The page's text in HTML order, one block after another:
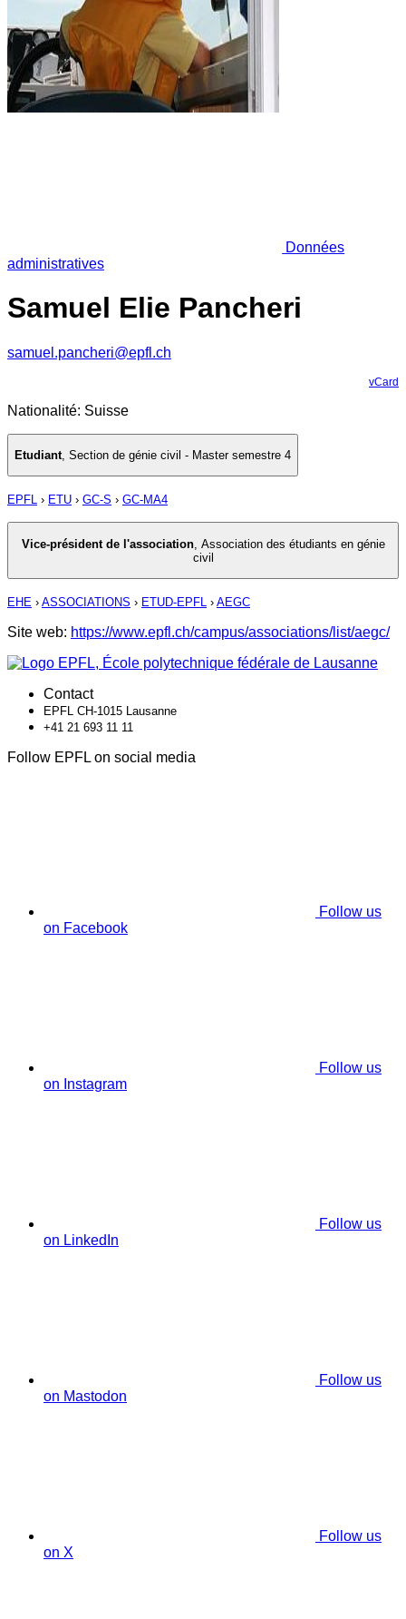
Données
administratives
Samuel Elie Pancheri
samuel.pancheri@epfl.ch
vCard
Nationalité: Suisse
Etudiant, Section de génie civil - Master semestre 4
EPFL › ETU › GC-S › GC-MA4
Vice-président de l'association, Association des étudiants en génie
civil
EHE › ASSOCIATIONS › ETUD-EPFL › AEGC
Site web: https://www.epfl.ch/campus/associations/list/aegc/
Contact
EPFL CH-1015 Lausanne
+41 21 693 11 11
Follow EPFL on social media
Follow us
on Facebook
Follow us
on Instagram
Follow us
on LinkedIn
Follow us
on Mastodon
Follow us
on X